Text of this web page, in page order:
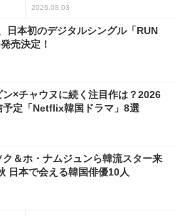
2026.08.03
日本初のデジタルシングル「RUN
売決定！
×チャウヌに続く注目作は？2026
予定「Netflix韓国ドラマ」8選
ク＆ホ・ナムジュンら韓流スター来
日本で会える韓国俳優10人